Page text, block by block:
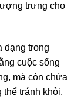
trưng cho
dạng trong
cuộc sống
mà còn chứa
tránh khỏi.